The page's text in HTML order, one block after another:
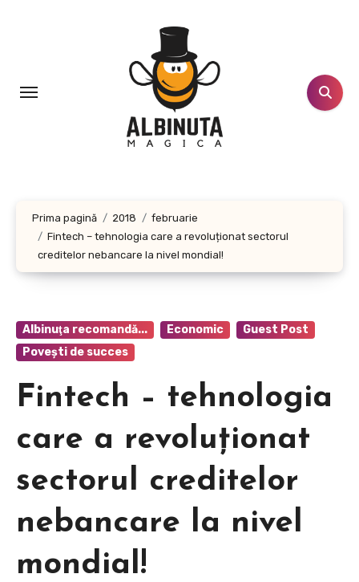
Prima pagină 2018
februarie
Fintech – tehnologia care a revoluționat sectorul
creditelor nebancare la nivel mondial!
Albinuţa recomandă... Economic
Guest Post
Poveşti de succes
Fintech – tehnologia
care a revoluționat
sectorul creditelor
nebancare la nivel
mondial!